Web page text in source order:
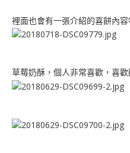
裡面也會有一張介紹的喜餅內
草莓奶酥，個人非常喜歡，喜